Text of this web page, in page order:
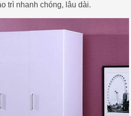
trì nhanh chóng, lâu dài.